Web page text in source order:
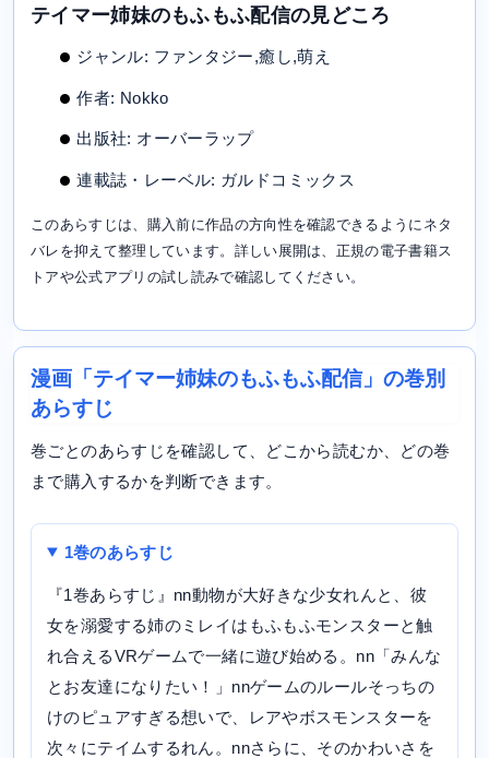
テイマー姉妹のもふもふ配信の見どころ
ジャンル: ファンタジー,癒し,萌え
作者: Nokko
出版社: オーバーラップ
連載誌・レーベル: ガルドコミックス
このあらすじは、購入前に作品の方向性を確認できるようにネタ
バレを抑えて整理しています。詳しい展開は、正規の電子書籍ス
トアや公式アプリの試し読みで確認してください。
漫画「テイマー姉妹のもふもふ配信」の巻別
あらすじ
巻ごとのあらすじを確認して、どこから読むか、どの巻
まで購入するかを判断できます。
1巻のあらすじ
『1巻あらすじ』nn動物が大好きな少女れんと、彼
女を溺愛する姉のミレイはもふもふモンスターと触
れ合えるVRゲームで一緒に遊び始める。nn「みんな
とお友達になりたい！」nnゲームのルールそっちの
けのピュアすぎる想いで、レアやボスモンスターを
次々にテイムするれん。nnさらに、そのかわいさを